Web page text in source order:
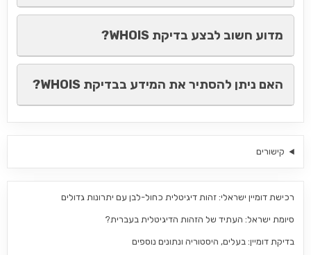
מדוע חשוב לבצע בדיקת WHOIS?
האם ניתן להסתיר את המידע בבדיקת WHOIS?
קישורים
רכישת דומיין ישראלי: זהות דיגיטלית כחול-לבן עם יתרונות גדולים
סיומת ישראל: העתיד של הזהות הדיגיטלית בעברית?
בדיקת דומיין: בעלים, היסטוריה ונתונים נוספים